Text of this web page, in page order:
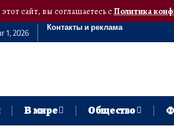
сайт, вы соглашаетесь сПолитика
1, 2026
Контакты и реклама
В мире Общество